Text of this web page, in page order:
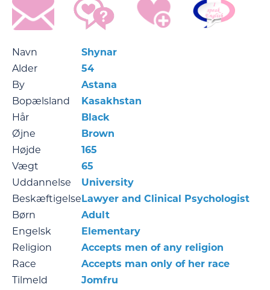
Navn
Shynar
Alder
54
By
Astana
Bopælsland
Kasakhstan
Hår
Black
Øjne
Brown
Højde
165
Vægt
65
Uddannelse
University
BeskæftigelseLawyer and Clinical Psychologist
Børn
Adult
Engelsk
Elementary
Religion
Accepts men of any religion
Race
Accepts man only of her race
Tilmeld
Jomfru